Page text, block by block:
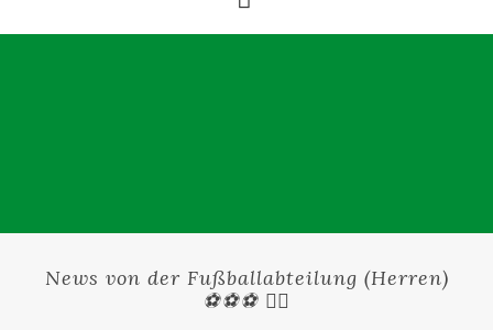
News von der Fußballabteilung (Herren)
⚽⚽⚽ 🏃‍♂️